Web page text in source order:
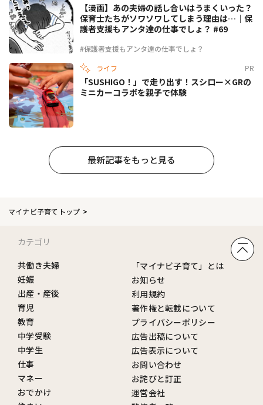
#保護者支援もアンタ達の仕事でしょ？
【漫画】あの夫婦の話し合いはうまくいった？
保育士たちがソワソワしてしまう理由は…｜保
護者支援もアンタ達の仕事でしょ？ #69
ライフ PR
「SUSHIGO！」で走り出す！スシロー×GRの
ミニカーコラボを親子で体験
最新記事をもっと見る
マイナビ子育てトップ
カテゴリ
共働き夫婦
妊娠
出産・産後
育児
教育
中学受験
中学生
仕事
マネー
おでかけ
「マイナビ子育て」とは
お知らせ
利用規約
著作権と転載について
プライバシーポリシー
広告出稿について
広告表示について
お問い合わせ
お詫びと訂正
運営会社